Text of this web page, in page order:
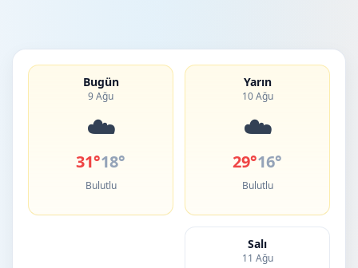
Bugün
9 Ağu
☁️
31°18°
Bulutlu
Yarın
10 Ağu
☁️
29°16°
Bulutlu
Salı
11 Ağu